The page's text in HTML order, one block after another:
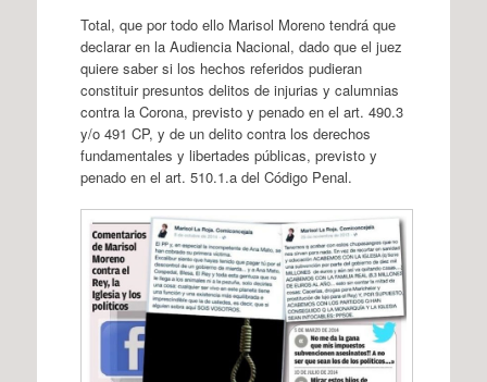
Total, que por todo ello Marisol Moreno tendrá que
declarar en la Audiencia Nacional, dado que el juez
quiere saber si los hechos referidos pudieran
constituir presuntos delitos de injurias y calumnias
contra la Corona, previsto y penado en el art. 490.3
y/o 491 CP, y de un delito contra los derechos
fundamentales y libertades públicas, previsto y
penado en el art. 510.1.a del Código Penal.